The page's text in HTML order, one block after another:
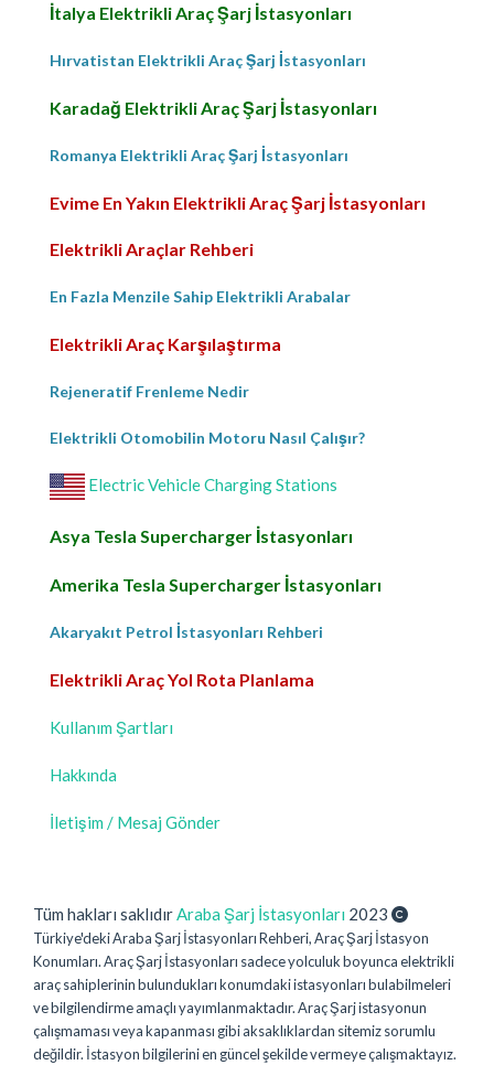
İtalya Elektrikli Araç Şarj İstasyonları
Hırvatistan Elektrikli Araç Şarj İstasyonları
Karadağ Elektrikli Araç Şarj İstasyonları
Romanya Elektrikli Araç Şarj İstasyonları
Evime En Yakın Elektrikli Araç Şarj İstasyonları
Elektrikli Araçlar Rehberi
En Fazla Menzile Sahip Elektrikli Arabalar
Elektrikli Araç Karşılaştırma
Rejeneratif Frenleme Nedir
Elektrikli Otomobilin Motoru Nasıl Çalışır?
Electric Vehicle Charging Stations
Asya Tesla Supercharger İstasyonları
Amerika Tesla Supercharger İstasyonları
Akaryakıt Petrol İstasyonları Rehberi
Elektrikli Araç Yol Rota Planlama
Kullanım Şartları
Hakkında
İletişim / Mesaj Gönder
Tüm hakları saklıdırAraba Şarj İstasyonları 2023
Türkiye'deki Araba Şarj İstasyonları Rehberi, Araç Şarj İstasyon
Konumları. Araç Şarj İstasyonları sadece yolculuk boyunca elektrikli
araç sahiplerinin bulundukları konumdaki istasyonları bulabilmeleri
ve bilgilendirme amaçlı yayımlanmaktadır. Araç Şarj istasyonun
çalışmaması veya kapanması gibi aksaklıklardan sitemiz sorumlu
değildir. İstasyon bilgilerini en güncel şekilde vermeye çalışmaktayız.